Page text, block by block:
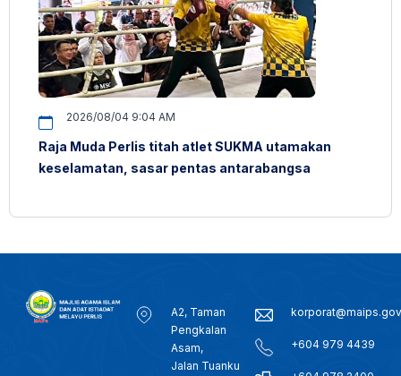
2026/08/04 9:04 AM
Raja Muda Perlis titah atlet SUKMA utamakan
keselamatan, sasar pentas antarabangsa
A2, Taman
Pengkalan
Asam,
Jalan Tuanku
+604 979 4439